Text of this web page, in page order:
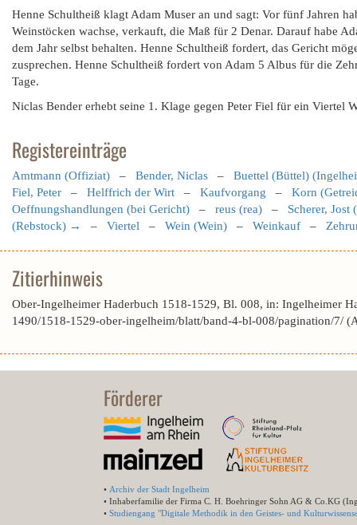
Henne Schultheiß klagt Adam Muser an und sagt: Vor fünf Jahren
Weinstöcken wachse, verkauft, die Maß für 2 Denar. Darauf habe
dem Jahr selbst behalten. Henne Schultheiß fordert, das Gericht
zusprechen. Henne Schultheiß fordert von Adam 5 Albus für die
Tage.
Niclas Bender erhebt seine 1. Klage gegen Peter Fiel für ein Viertel
Registereinträge
Amtmann (Offiziat) – Bender, Niclas – Buettel (Büttel)
Fiel, Peter – Helffrich der Wirt – Kaufvorgang – Korn
Oeffnungshandlungen (bei Gericht) – reus (rea) – Scherer, Jost
(Rebstock) →
– Viertel – Wein (Wein) – Weinkauf –
Zitierhinweis
Ober-Ingelheimer Haderbuch 1518-1529, Bl. 008, in: Ingelheimer
1490/1518-1529-ober-ingelheim/blatt/band-4-bl-008/pagination/7/
Förderer
• Archiv der Stadt Ingelheim
• Inhaberfamilie der Firma C. H. Boehringer Sohn AG & Co.KG
• Studiengang "Digitale Methodik in den Geistes- und